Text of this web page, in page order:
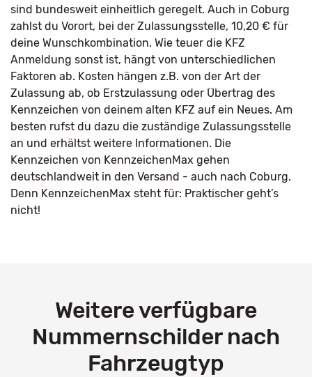
sind bundesweit einheitlich geregelt. Auch in Coburg
zahlst du Vorort, bei der Zulassungsstelle, 10,20 € für
deine Wunschkombination. Wie teuer die KFZ
Anmeldung sonst ist, hängt von unterschiedlichen
Faktoren ab. Kosten hängen z.B. von der Art der
Zulassung ab, ob Erstzulassung oder Übertrag des
Kennzeichen von deinem alten KFZ auf ein Neues. Am
besten rufst du dazu die zuständige Zulassungsstelle
an und erhältst weitere Informationen. Die
Kennzeichen von KennzeichenMax gehen
deutschlandweit in den Versand - auch nach Coburg.
Denn KennzeichenMax steht für: Praktischer geht’s
nicht!
Weitere verfügbare
Nummernschilder nach
Fahrzeugtyp